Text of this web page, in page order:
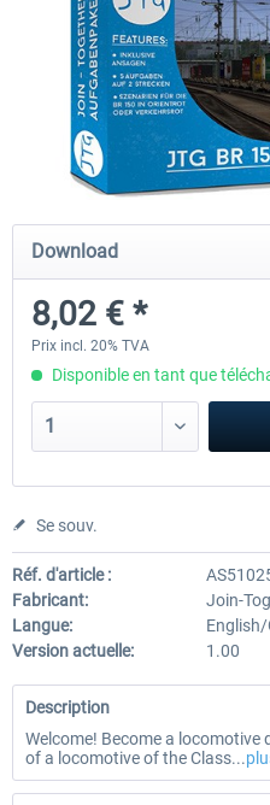
Just Trains - U-Bahn Hamburg U1
39,95 € *
Download
8,02 € *
Prix incl. 20% TVA
Disponible en tant que
Se souv.
Réf. d'article :
Fabricant:
Join-
Langue:
Version actuelle:
1.00
Description
Welcome! Become a locomotive
of a locomotive of the Class...